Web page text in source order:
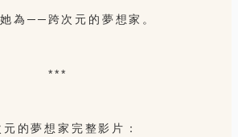
為──跨次元的夢想家。
***
元的夢想家完整影片：